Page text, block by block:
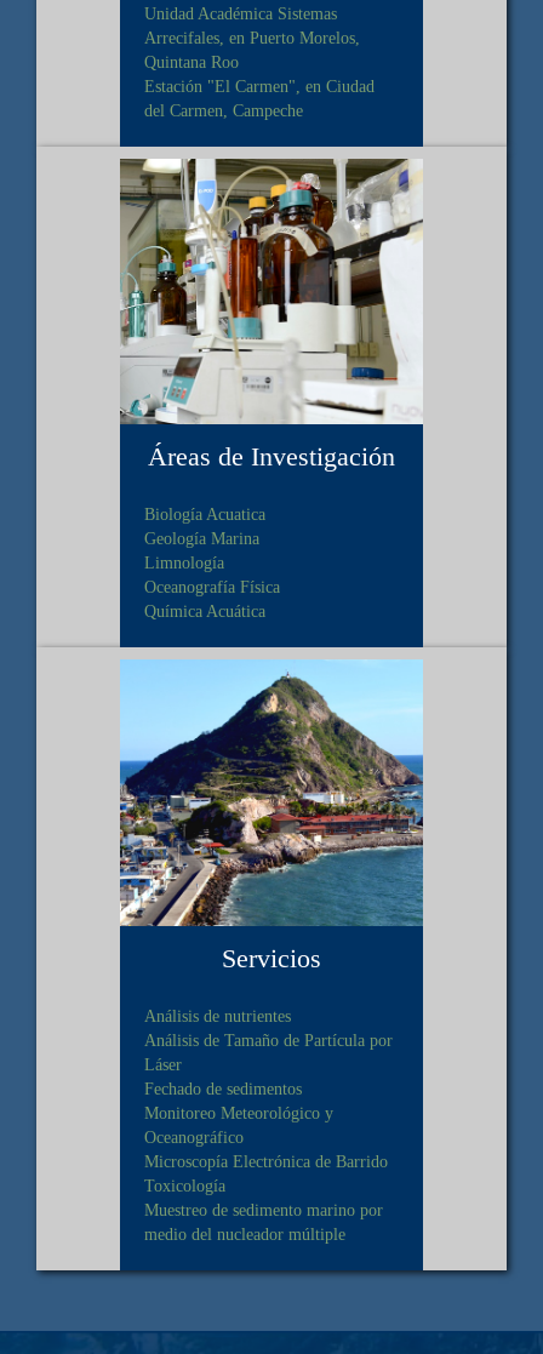
Unidad Académica Sistemas
Arrecifales, en Puerto Morelos,
Quintana Roo
Estación "El Carmen", en Ciudad
del Carmen, Campeche
Áreas de Investigación
Biología Acuatica
Geología Marina
Limnología
Oceanografía Física
Química Acuática
Servicios
Análisis de nutrientes
Análisis de Tamaño de Partícula por
Láser
Fechado de sedimentos
Monitoreo Meteorológico y
Oceanográfico
Microscopía Electrónica de Barrido
Toxicología
Muestreo de sedimento marino por
medio del nucleador múltiple